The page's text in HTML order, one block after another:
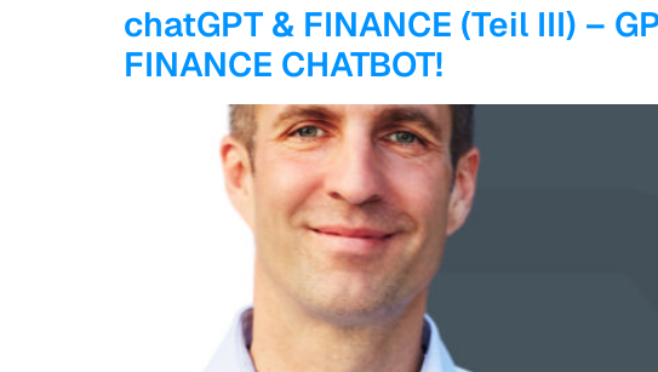
chatGPT & FINANCE (Teil III) –
FINANCE CHATBOT!